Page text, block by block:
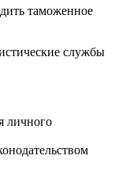
таможенное
службы
личного